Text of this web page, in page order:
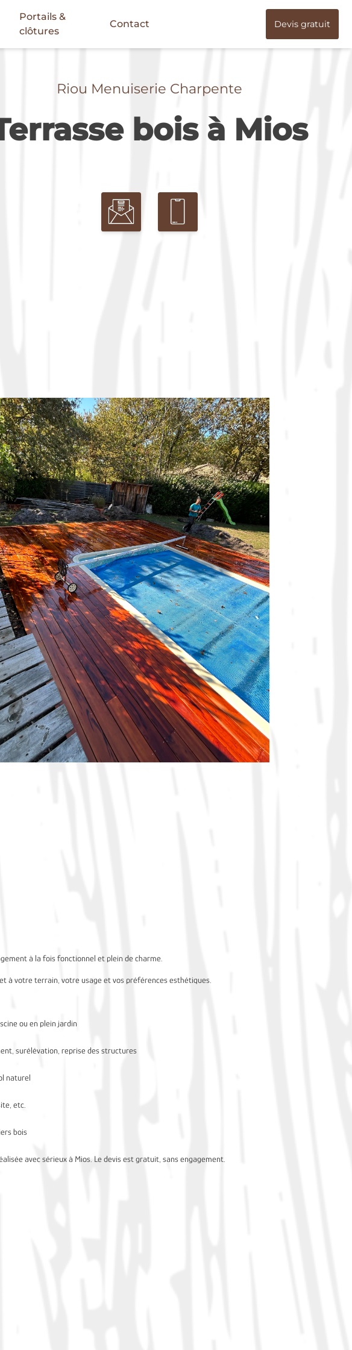
Portails &
clôtures
Contact Devis gratuit
Riou Menuiserie Charpente
bois à Mios
à la fois fonctionnel et plein de charme.
à votre terrain, votre usage et vos préférences esthétiques.
ou en plein jardin
surélévation, reprise des structures
naturel
etc.
bois
avec sérieux à Mios. Le devis est gratuit, sans engagement.